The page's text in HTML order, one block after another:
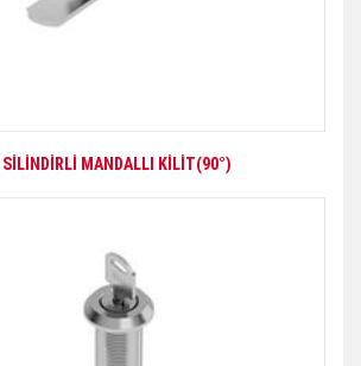
SİLİNDİRLİ MANDALLI KİLİT(90°)